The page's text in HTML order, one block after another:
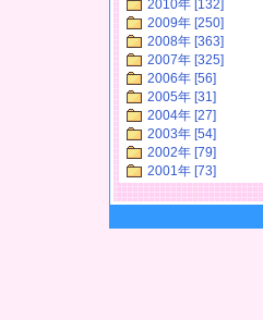
2010年 [132]
2009年 [250]
2008年 [363]
2007年 [325]
2006年 [56]
2005年 [31]
2004年 [27]
2003年 [54]
2002年 [79]
2001年 [73]